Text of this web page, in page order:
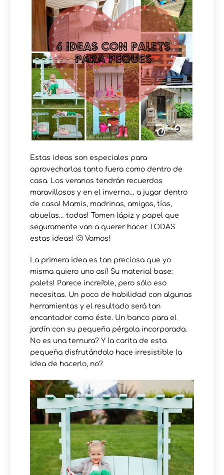
Estas ideas son especiales para
aprovecharlas tanto fuera como dentro de
casa. Los veranos tendrán recuerdos
maravillosos y en el inverno… a jugar dentro
de casa! Mamis, madrinas, amigas, tías,
abuelas… todas! Tomen lápiz y papel que
seguramente van a querer hacer TODAS
estas ideas! 🙂 Vamos!
La primera idea es tan preciosa que yo
misma quiero uno así! Su material base:
palets! Parece increíble, pero sólo eso
necesitas. Un poco de habilidad con algunas
herramientas y el resultado será tan
encantador como éste. Un banco para el
jardín con su pequeña pérgola incorporada.
No es una ternura? Y la carita de esta
pequeña disfrutándolo hace irresistible la
idea de hacerlo, no?